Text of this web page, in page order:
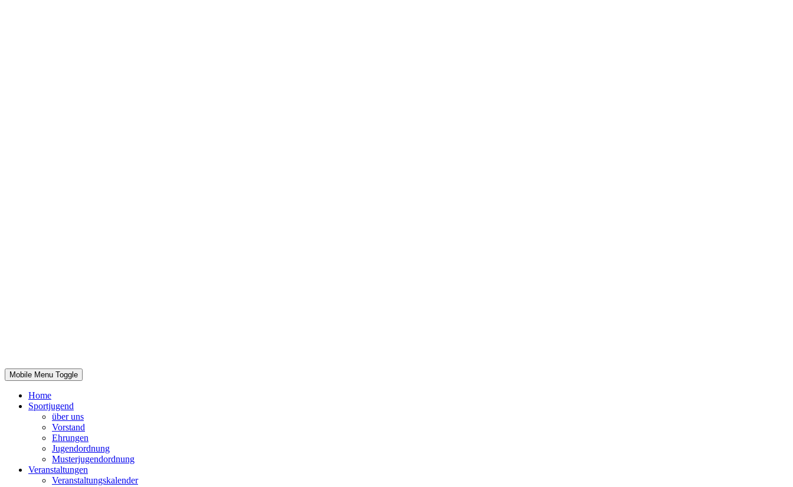
Mobile Menu Toggle
Home
Sportjugend
über uns
Vorstand
Ehrungen
Jugendordnung
Musterjugendordnung
Veranstaltungen
Veranstaltungskalender